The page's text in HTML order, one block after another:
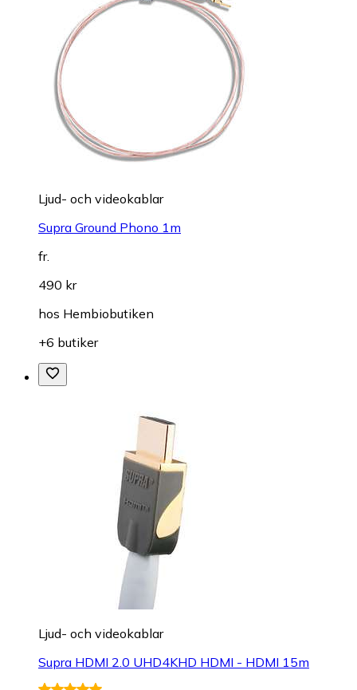
Ljud- och videokablar
Supra Ground Phono 1m
fr.
490 kr
hos Hembiobutiken
+6 butiker
Ljud- och videokablar
Supra HDMI 2.0 UHD4KHD HDMI - HDMI 15m